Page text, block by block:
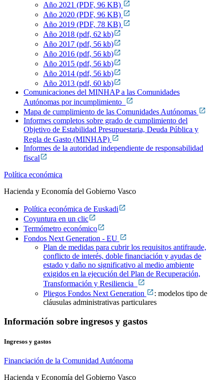
Año 2021 (PDF, 96 KB)
Año 2020 (PDF, 96 KB)
Año 2019 (PDF, 78 KB)
Año 2018 (pdf, 62 kb)
Año 2017 (pdf, 56 kb)
Año 2016 (pdf, 56 kb)
Año 2015 (pdf, 56 kb)
Año 2014 (pdf, 56 kb)
Año 2013 (pdf, 60 kb)
Comunicaciones del MINHAP a las Comunidades
Autónomas por incumplimiento
Mapa de cumplimiento de las Comunidades Autónomas
Informes completos sobre grado de cumplimiento del
Objetivo de Estabilidad Presupuestaria, Deuda Pública y
Regla de Gasto (MINHAP)
Informes de la autoridad independiente de responsabilidad
fiscal
Política económica
Hacienda y Economía del Gobierno Vasco
Política económica de Euskadi
Coyuntura en un clic
Termómetro económico
Fondos Next Generation - EU
Plan de medidas para cubrir los requisitos antifraude,
conflicto de interés, doble financiación y ayudas de
estado y daño no significativo al medio ambiente
exigidos en la ejecución del Plan de Recuperación,
Transformación y Resiliencia
Pliegos Fondos Next Generation
: modelos tipo de
cláusulas administrativas particulares
Información sobre ingresos y gastos
Ingresos y gastos
Financiación de la Comunidad Autónoma
Hacienda y Economía del Gobierno Vasco